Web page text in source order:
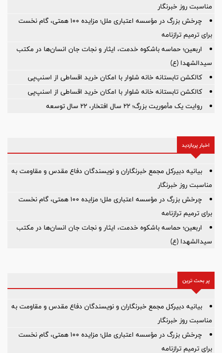
مناسبت روز خبرنگار
چرخش بزرگ در مؤسسه اعتباری ملل؛ مزایده ۱۰۰ همتی، گام نخست
برای ترمیم ترازنامه
اربعین؛ حماسه باشکوه خدمت، ایثار و نجات جان انسان‌ها در مکتب
سیدالشهدا (ع)
کالکشن تابستانه خانه شلوار با امکان خرید اقساطی از اسنپ‌پی
کالکشن تابستانه خانه شلوار با امکان خرید اقساطی از اسنپ‌پی
روایت یک مأموریت بزرگ؛ ۲۲ سال افتخار، ۲۲ سال توسعه
اخبار پربازدید
بیانیه دبیرکل مجمع خبرنگاران و نویسندگان دفاع مقدس و مقاومت به
مناسبت روز خبرنگار
چرخش بزرگ در مؤسسه اعتباری ملل؛ مزایده ۱۰۰ همتی، گام نخست
برای ترمیم ترازنامه
اربعین؛ حماسه باشکوه خدمت، ایثار و نجات جان انسان‌ها در مکتب
سیدالشهدا (ع)
پر بحث ترین
بیانیه دبیرکل مجمع خبرنگاران و نویسندگان دفاع مقدس و مقاومت به
مناسبت روز خبرنگار
چرخش بزرگ در مؤسسه اعتباری ملل؛ مزایده ۱۰۰ همتی، گام نخست
برای ترمیم ترازنامه